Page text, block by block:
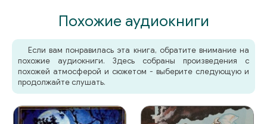
Похожие аудиокниги
Если вам понравилась эта книга, обратите внимание на
похожие аудиокниги. Здесь собраны произведения с
похожей атмосферой и сюжетом - выберите следующую и
продолжайте слушать.